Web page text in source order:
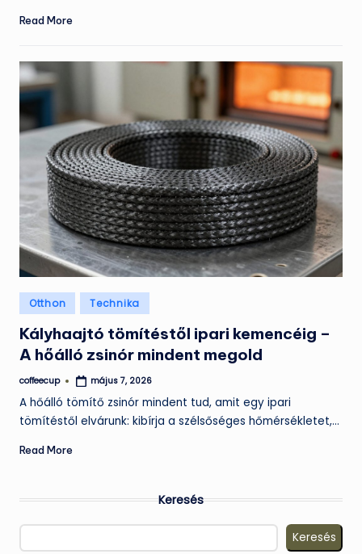
Read More
Posted
in
Otthon Technika
Kályhaajtó tömítéstől ipari kemencéig –
A hőálló zsinór mindent megold
Posted
coffeecup május 7, 2026
A hőálló tömítő zsinór mindent tud, amit egy ipari
tömítéstől elvárunk: kibírja a szélsőséges hőmérsékletet,…
Read More
Keresés
Keresés